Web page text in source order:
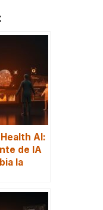
AI:
de IA
la